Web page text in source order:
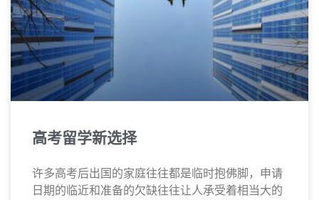
高考留学新选择
许多高考后出国的家庭往往都是临时抱佛脚，申请
日期的临近和准备的欠缺往往让人承受着相当大的